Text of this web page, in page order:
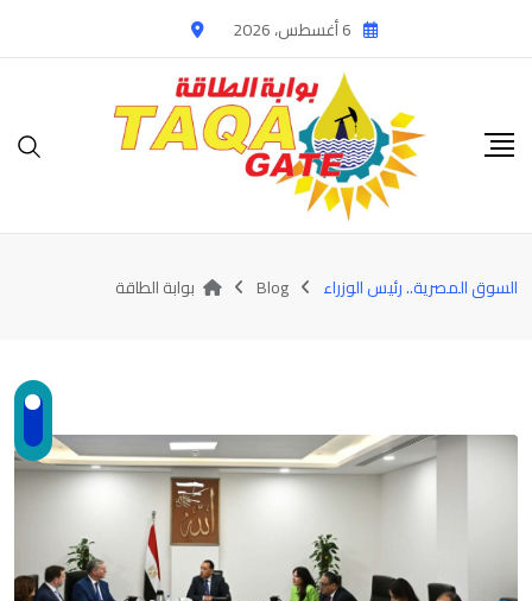
to
6 أغسطس، 2026
السوق المصرية.. رئيس الوزراء Blog بوابة الطاقة